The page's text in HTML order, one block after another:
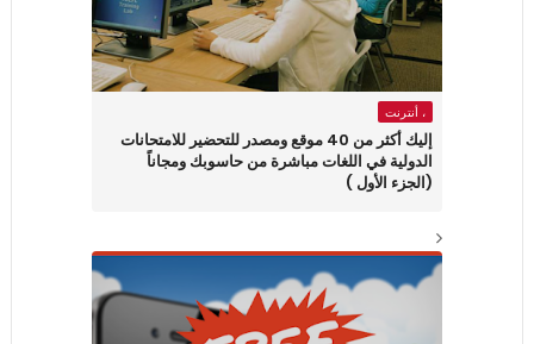
، أنترنت
إليك أكثر من 40 موقع ومصدر للتحضير للامتحانات
الدولية في اللغات مباشرة من حاسوبك ومجاناً
(الجزء الأول )